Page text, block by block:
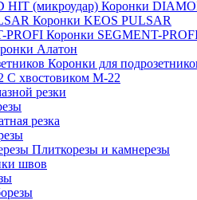
Коронки
Коронки KEOS PULSAR
Коронки SEGMENT-
Алатон
Коронки для
С хвостовиком М-22
резки
резка
Плиткорезы и камнерезы
швов